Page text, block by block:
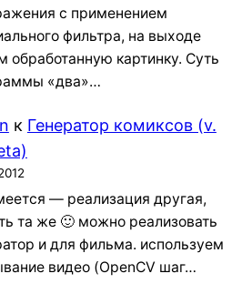
с применением
фильтра, на выходе
обработанную картинку. Суть
«два»…
к Генератор комиксов (v.
— реализация другая,
та же 🙂 можно реализовать
и для фильма. используем
видео (OpenCV шаг…